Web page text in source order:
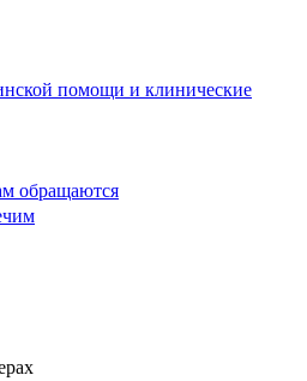
помощи и клинические
обращаются